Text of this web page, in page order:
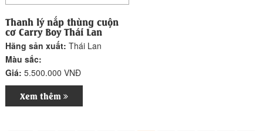
Thanh lý nắp thùng cuộn
cơ Carry Boy Thái Lan
Hãng sản xuất:Thái Lan
Màu sắc:
Giá:5.500.000 VNĐ
Xem thêm